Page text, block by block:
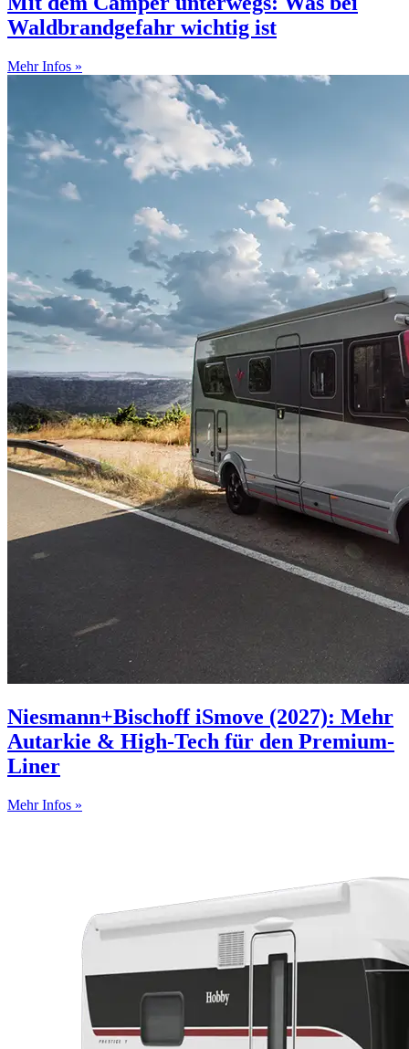
Waldbrandgefahr wichtig ist
Mehr Infos »
Niesmann+Bischoff iSmove (2027): Mehr
Autarkie & High-Tech für den Premium-
Liner
Mehr Infos »